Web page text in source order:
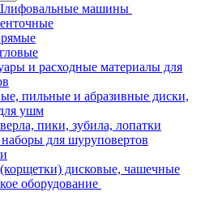
машины
и расходные материалы для
пильные и абразивные диски,
ушм
пики, зубила, лопатки
для шуруповертов
дисковые, чашечные
оборудование